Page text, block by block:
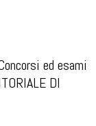
ed esami
DI